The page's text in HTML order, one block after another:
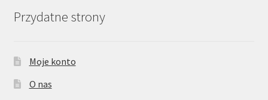
Przydatne strony
Moje konto
O nas